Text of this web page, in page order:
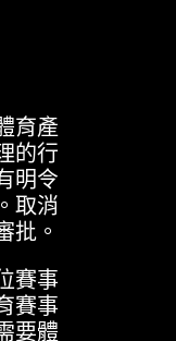
育產
的行
明令
取消
批。
賽事
賽事
要體